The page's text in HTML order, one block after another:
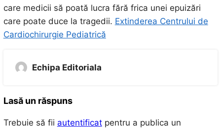
care medicii să poată lucra fără frica unei epuizări
care poate duce la tragedii. Extinderea Centrului de
Cardiochirurgie Pediatrică
Echipa Editoriala
Lasă un răspuns
Trebuie să fii autentificatpentru a publica un